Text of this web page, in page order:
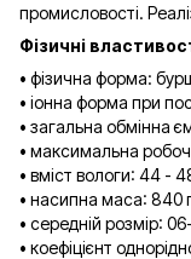
промисловості.
Фізичні
• фізична форма:
• іонна форма при
• загальна обмінна
• максимальна
• вміст вологи: 44 -
• насипна маса: 840
• середній розмір:
• коефіцієнт